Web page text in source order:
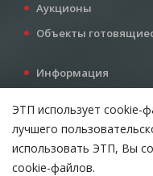
Аукционы
Объекты
Информация
Все для инвестора
Контакты
ЭТП использует cookie-
лучшего
использовать ЭТП, Вы
cookie-файлов.